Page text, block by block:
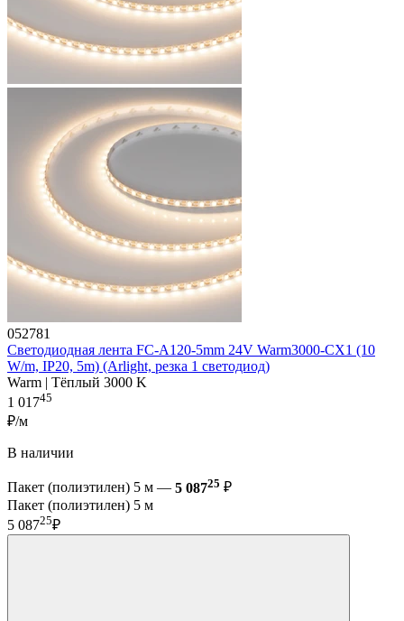
052781
Светодиодная лента FC-A120-5mm 24V Warm3000-CX1 (10
W/m, IP20, 5m) (Arlight, резка 1 светодиод)
Warm | Тёплый 3000 K
1 01745
₽/м
В наличии
Пакет (полиэтилен) 5 м — 5 08725 ₽
Пакет (полиэтилен) 5 м
5 08725₽